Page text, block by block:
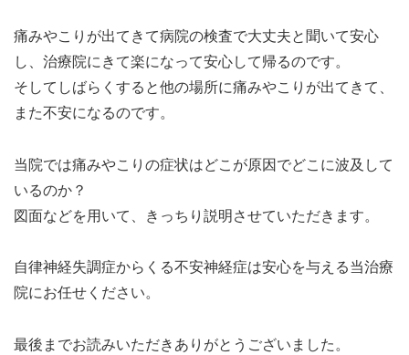
痛みやこりが出てきて病院の検査で大丈夫と聞いて安心
し、治療院にきて楽になって安心して帰るのです。
そしてしばらくすると他の場所に痛みやこりが出てきて、
また不安になるのです。
当院では痛みやこりの症状はどこが原因でどこに波及して
いるのか？
図面などを用いて、きっちり説明させていただきます。
自律神経失調症からくる不安神経症は安心を与える当治療
院にお任せください。
最後までお読みいただきありがとうございました。